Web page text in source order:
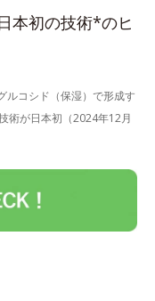
本初の技術*のヒ
ルコシド（保湿）で形成す
術が日本初（2024年12月